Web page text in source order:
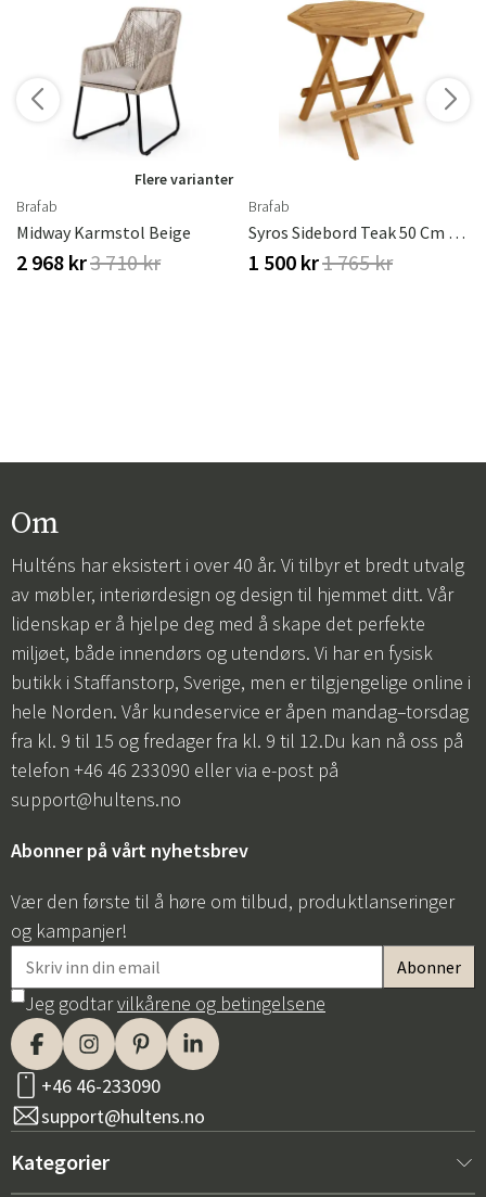
Flere varianter
Brafab
Midway Karmstol Beige
2 968 kr3 710 kr
Brafab
Syros Sidebord Teak 50 Cm Brafab
1 500 kr1 765 kr
Om
Hulténs har eksistert i over 40 år. Vi tilbyr et bredt utvalg
av møbler, interiørdesign og design til hjemmet ditt. Vår
lidenskap er å hjelpe deg med å skape det perfekte
miljøet, både innendørs og utendørs. Vi har en fysisk
butikk i Staffanstorp, Sverige, men er tilgjengelige online i
hele Norden. Vår kundeservice er åpen mandag–torsdag
fra kl. 9 til 15 og fredager fra kl. 9 til 12.Du kan nå oss på
telefon +46 46 233090 eller via e-post på
support@hultens.no
Abonner på vårt nyhetsbrev
Vær den første til å høre om tilbud, produktlanseringer
og kampanjer!
Jeg godtarvilkårene og betingelsene
+46 46-233090
support@hultens.no
Kategorier